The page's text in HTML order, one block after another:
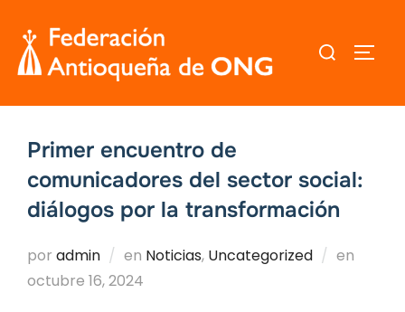
contenido
Buscar:
Primer encuentro de
comunicadores del sector social:
diálogos por la transformación
por admin en Noticias, Uncategorized en
octubre 16, 2024